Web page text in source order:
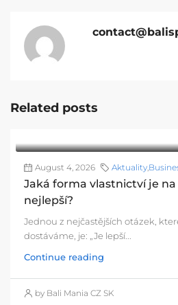
Related posts
August 4, 2026 Aktuality,
Jaká forma vlastnictví je
nejlepší?
Jednou z nejčastějších otázek,
dostáváme, je: „Je lepší...
Continue reading
by Bali Mania CZ SK